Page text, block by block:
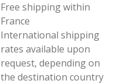
Free shipping within
France
International shipping
rates available upon
request, depending on
the destination country